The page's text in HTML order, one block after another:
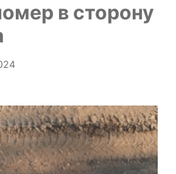
в сторону